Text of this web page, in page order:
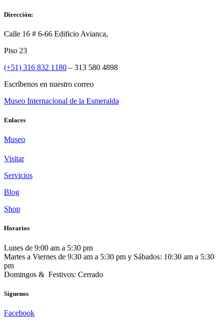
Dirección:
Calle 16 # 6-66 Edificio Avianca,
Piso 23
(+51) 316 832 1180 – 313 580 4898
Escríbenos en nuestro correo
Museo Internacional de la Esmeralda
Enlaces
Museo
Visitar
Servicios
Blog
Shop
Horarios
Lunes de 9:00 am a 5:30 pm
Martes a Viernes de 9:30 am a 5:30 pm y Sábados: 10:30 am a 5:30
pm
Domingos & Festivos: Cerrado
Síguenos
Facebook